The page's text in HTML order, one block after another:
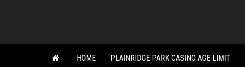
content
HOME PLAINRIDGE PARK CASINO AGE LIMIT